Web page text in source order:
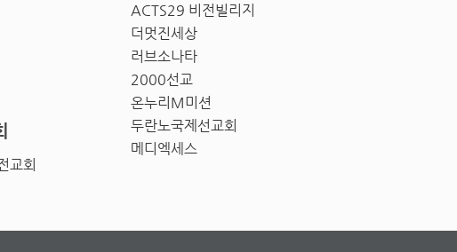
ACTS29 비전빌리지
더멋진세상
러브소나타
2000선교
온누리M미션
두란노국제선교회
메디엑세스
교회